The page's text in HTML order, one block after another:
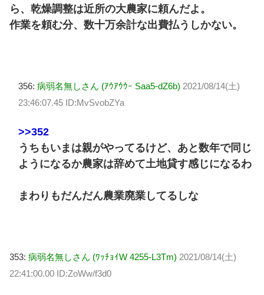
ら、乾燥調整は近所の大農家に頼んだよ。
作業を頼む分、数十万余計な出費払うしかない。
356: 病弱名無しさん (ｱｳｱｳｳｰ Saa5-dZ6b) 2021/08/14(土)
23:46:07.45 ID:MvSvobZYa
>>352
うちもいまは親がやってるけど、あと数年で同じ
ようになるか農家は辞めて土地貸す感じになるわ
まわりもだんだん農業廃業してるしな
353: 病弱名無しさん (ﾜｯﾁｮｲW 4255-L3Tm) 2021/08/14(土)
22:41:00.00 ID:ZoWw/f3d0